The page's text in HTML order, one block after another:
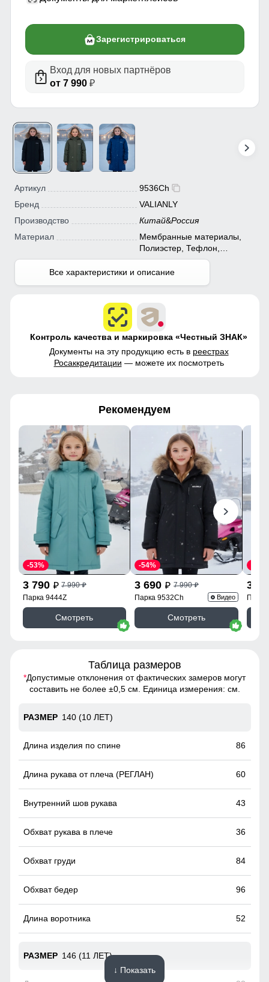
Зарегистрироваться
Вход для новых партнёров
от 7 990₽
Артикул
9536Ch
Бренд
VALIANLY
Производство
Китай&Россия
Материал
Мембранные материалы,
Полиэстер, Тефлон,
Плащевка
Все характеристики и описание
Контроль качества и маркировка «Честный ЗНАК»
Документы на эту продукцию есть в реестрах
Росаккредитации — можете их посмотреть
Рекомендуем
3 790 p 7 990p
-53%
Парка 9444Z
Смотреть
3 690 p 7 990p
-54%
Парка 9532Ch Видео
Смотреть
3
Таблица размеров
*Допустимые отклонения от фактических замеров могут
составить не более ±0,5 см. Единица измерения: см.
140 (10 ЛЕТ)
86
60
43
36
84
96
52
146 (11 ЛЕТ)
↓ Показать